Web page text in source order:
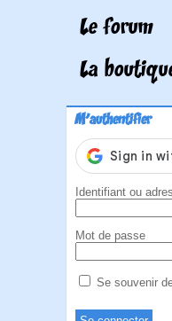
Le forum
La
M'authentifier
Identifiant ou
Mot de passe
Se souvenir